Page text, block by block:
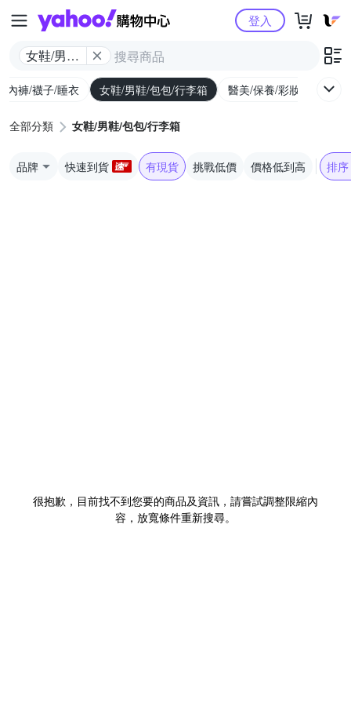
Yahoo購物中心
女鞋/男鞋/
箱
登入
/內褲/襪子/睡衣 女鞋/男鞋/包包/行李箱 醫美/保養/彩妝/香水
全部分類 女鞋/男鞋/包包/行李箱
品牌 快速到貨 有現貨 挑戰低價 價格低到高 排序
很抱歉，目前找不到您要的商品及資訊，請嘗試調整限縮內
容，放寬條件重新搜尋。